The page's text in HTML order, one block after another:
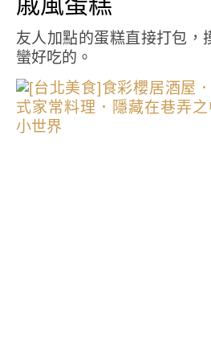
友人加點的蛋糕直接打包，
蠻好吃的。